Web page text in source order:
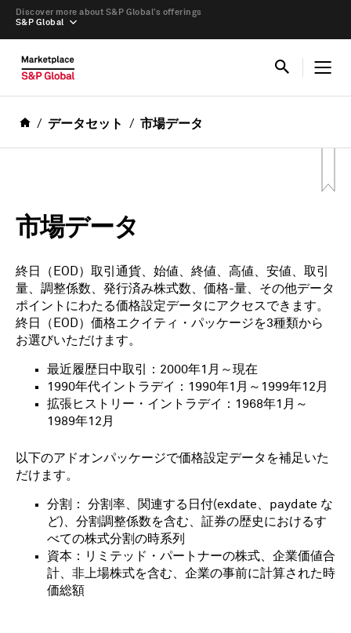
S&P Global
Discover more about S&P Global’s offerings
データセット 市場データ
市場データ
終日（EOD）取引通貨、始値、終値、高値、安値、取引
量、調整係数、発行済み株式数、価格-量、その他データ
ポイントにわたる価格設定データにアクセスできます。
終日（EOD）価格エクイティ・パッケージを3種類から
お選びいただけます。
最近履歴日中取引：2000年1月～現在
1990年代イントラデイ：1990年1月～1999年12月
拡張ヒストリー・イントラデイ：1968年1月～
1989年12月
以下のアドオンパッケージで価格設定データを補足いた
だけます。
分割： 分割率、関連する日付(exdate、paydate な
ど)、分割調整係数を含む、証券の歴史におけるす
べての株式分割の時系列
資本：リミテッド・パートナーの株式、企業価値合
計、非上場株式を含む、企業の事前に計算された時
価総額